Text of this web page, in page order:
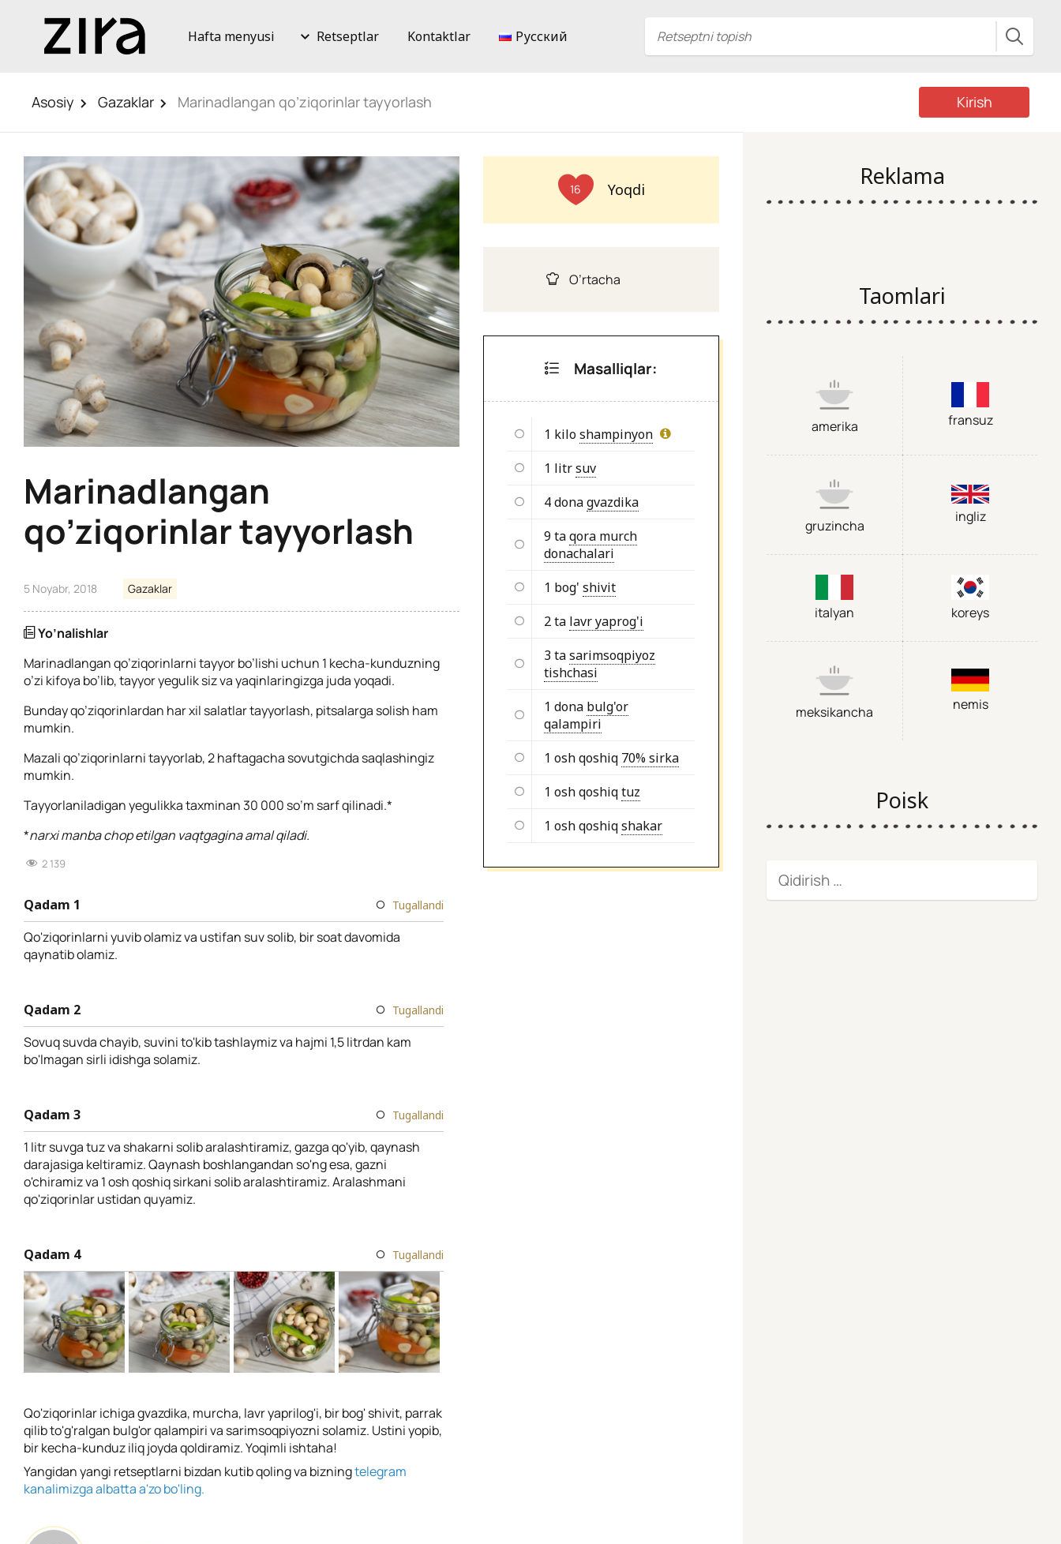
Hafta menyusi Retseptlar Kontaktlar Русский
Asosiy Gazaklar Marinadlangan qo’ziqorinlar tayyorlash Kirish
Marinadlangan
qo’ziqorinlar tayyorlash
5 Noyabr, 2018 Gazaklar
Yo’nalishlar
Marinadlangan qo’ziqorinlarni tayyor bo’lishi uchun 1 kecha-kunduzning
o’zi kifoya bo’lib, tayyor yegulik siz va yaqinlaringizga juda yoqadi.
Bunday qo’ziqorinlardan har xil salatlar tayyorlash, pitsalarga solish ham
mumkin.
Mazali qo’ziqorinlarni tayyorlab, 2 haftagacha sovutgichda saqlashingiz
mumkin.
Tayyorlaniladigan yegulikka taxminan 30 000 so’m sarf qilinadi.*
*narxi manba chop etilgan vaqtgagina amal qiladi.
2 139
Qadam 1 Tugallandi
Qo'ziqorinlarni yuvib olamiz va ustifan suv solib, bir soat davomida
qaynatib olamiz.
Qadam 2 Tugallandi
Sovuq suvda chayib, suvini to'kib tashlaymiz va hajmi 1,5 litrdan kam
bo'lmagan sirli idishga solamiz.
Qadam 3 Tugallandi
1 litr suvga tuz va shakarni solib aralashtiramiz, gazga qo'yib, qaynash
darajasiga keltiramiz. Qaynash boshlangandan so'ng esa, gazni
o'chiramiz va 1 osh qoshiq sirkani solib aralashtiramiz. Aralashmani
qo'ziqorinlar ustidan quyamiz.
Qadam 4 Tugallandi
Qo'ziqorinlar ichiga gvazdika, murcha, lavr yaprilog'i, bir bog' shivit, parrak
qilib to'g'ralgan bulg'or qalampiri va sarimsoqpiyozni solamiz. Ustini yopib,
bir kecha-kunduz iliq joyda qoldiramiz. Yoqimli ishtaha!
Yangidan yangi retseptlarni bizdan kutib qoling va bizningtelegram
kanalimizga albatta a'zo bo'ling.
16 Yoqdi
O’rtacha
Masalliqlar:
1 kiloshampinyon
1 litrsuv
4 donagvazdika
9 taqora murch
donachalari
1 bog' shivit
2 ta lavr yaprog'i
3 tasarimsoqpiyoz
tishchasi
1 dona bulg'or
qalampiri
1 osh qoshiq 70% sirka
1 osh qoshiqtuz
1 osh qoshiqshakar
Reklama
Taomlari
amerika fransuz
gruzincha
ingliz
italyan koreys
meksikancha nemis
Poisk